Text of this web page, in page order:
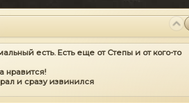
есть. Есть еще от Степы и от кого-то
нравится!
и сразу извинился